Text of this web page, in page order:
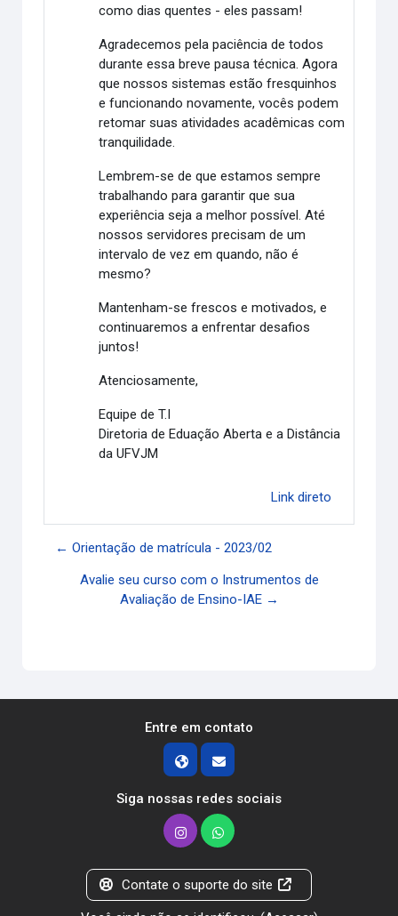
como dias quentes - eles passam!
Agradecemos pela paciência de todos
durante essa breve pausa técnica. Agora
que nossos sistemas estão fresquinhos
e funcionando novamente, vocês podem
retomar suas atividades acadêmicas com
tranquilidade.
Lembrem-se de que estamos sempre
trabalhando para garantir que sua
experiência seja a melhor possível. Até
nossos servidores precisam de um
intervalo de vez em quando, não é
mesmo?
Mantenham-se frescos e motivados, e
continuaremos a enfrentar desafios
juntos!
Atenciosamente,
Equipe de T.I
Diretoria de Eduação Aberta e a Distância
da UFVJM
Link direto
← Orientação de matrícula - 2023/02
Avalie seu curso com o Instrumentos de
Avaliação de Ensino-IAE →
Entre em contato
Siga nossas redes sociais
Contate o suporte do site